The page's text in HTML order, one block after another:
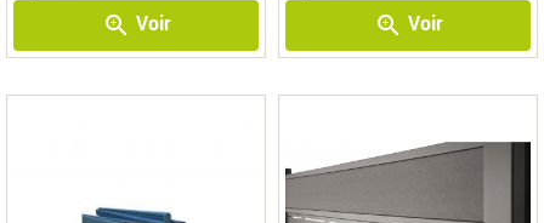
zoom_in Voir zoom_in Voir